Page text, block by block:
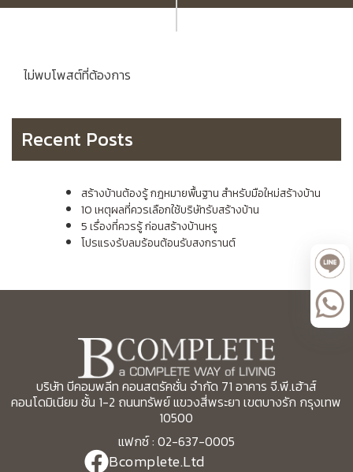
ไม่พบโพสต์ที่ต้องการ
Recent Posts
สร้างบ้านต้องรู้ กฎหมายพื้นฐาน สำหรับมือใหม่สร้างบ้าน
10 เหตุผลที่ควรเลือกใช้บริษัทรับสร้างบ้าน
5 เรื่องที่ควรรู้ ก่อนสร้างบ้านหรู
โปรแรงรับลมร้อนต้อนรับสงกรานต์
บริษัท บีคอมพลีท คอนสตรัคชั่น จำกัด 71 อาคาร จี.พี.เฮ้าส์
คอนโดมิเนียม ชั้น 1-2 ถนนทรัพย์ แขวงสี่พระยา เขตบางรัก กรุงเทพ
10500
แฟกซ์ : 02-637-0005
Bcomplete.Ltd